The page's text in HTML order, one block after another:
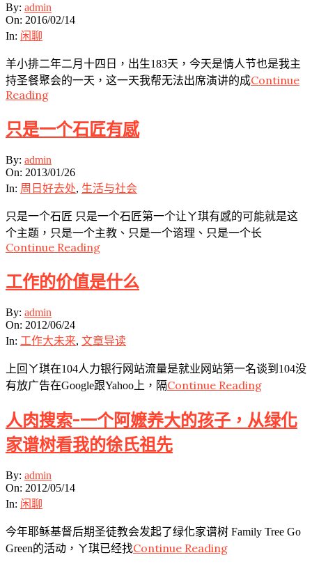
2016-
02-
14
By: admin
On: 2016/02/14
In: 闲聊
羊小排二年二月十四日，出生183天，今天是情人节也是我主
持圣餐聚会的一天，这一天我帮无法出席演讲的成Continue
Reading
只是一个石匠有感
2013-
01-
26
By: admin
On: 2013/01/26
In: 周日好去处, 生活与社会
只是一个石匠 只是一个石匠第一个让ㄚ琪有感的可能就是这
个主题，只是一个主教、只是一个谘理、只是一个长
Continue Reading
工作的价值是什么
2012-
06-
24
By: admin
On: 2012/06/24
In: 工作大未来, 文章导读
上回ㄚ琪在104人力银行网站流量是就业网站第一名谈到104没
有放广告在Google跟Yahoo上，隔Continue Reading
人肉搜索-一个阿嬷养大的孩子，从绿化
家谱树看我的徐氏祖先
2012-
05-
14
By: admin
On: 2012/05/14
In: 闲聊
今年耶稣基督后期圣徒教会发起了绿化家谱树 Family Tree Go
Green的活动，ㄚ琪已经找Continue Reading